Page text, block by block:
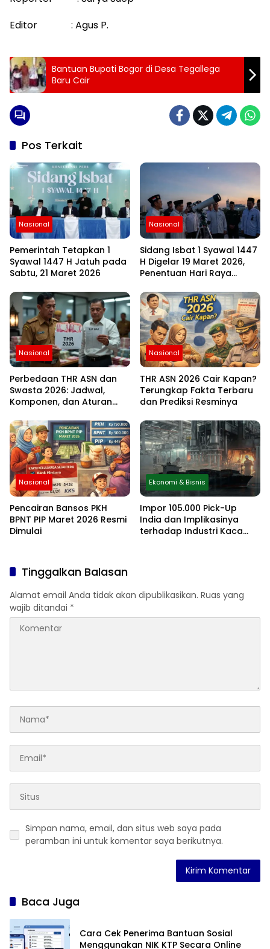
Editor : Agus P.
Bantuan Bupati Bogor di Desa Tegallega
Baru Cair
Pos Terkait
Nasional
Pemerintah Tetapkan 1
Syawal 1447 H Jatuh pada
Sabtu, 21 Maret 2026
Nasional
Sidang Isbat 1 Syawal 1447
H Digelar 19 Maret 2026,
Penentuan Hari Raya
Rukyat Hilal
Nasional
Perbedaan THR ASN dan
Swasta 2026: Jadwal,
Komponen, dan Aturan
Nasional
THR ASN 2026 Cair Kapan?
Terungkap Fakta Terbaru
dan Prediksi Resminya
Nasional
Pencairan Bansos PKH
BPNT PIP Maret 2026 Resmi
Dimulai
Ekonomi & Bisnis
Impor 105.000 Pick-Up
India dan Implikasinya
terhadap Industri Kaca
Tinggalkan Balasan
Alamat email Anda tidak akan dipublikasikan. Ruas yang
wajib ditandai *
Simpan nama, email, dan situs web saya pada
peramban ini untuk komentar saya berikutnya.
Baca Juga
Cara Cek Penerima Bantuan Sosial
Menggunakan NIK KTP Secara Online